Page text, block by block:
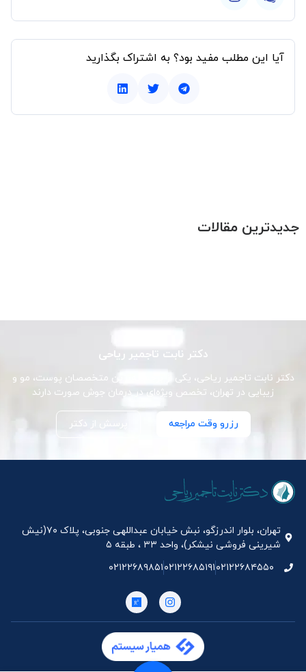
آیا این مطلب مفید بود؟ به اشتراک بگذارید
جدیدترین مقالات
دکتر نابت تاجمیر ریاحی
دکتر نابت تاجمیر ریاحی، یکی از برجسته‌ترین متخصصان پوست، مو و
زیبایی در تهران، تخصص ویژه‌ای در درمان جوش صورت دارند
رزرو وقت مراجعه پرسش از دکتر
تهران، بلوار اندرزگو، نبش خیابان عبداللهی جنوبی، پلاک ۷۰(نیش
شیرینی فروشی نیشکر)، واحد ۳۳ ، طبقه ۵
۰۲۱۲۲۶۸۴۵۵۰۰۲۱۲۲۶۸۵۱۹۱۰۲۱۲۲۶۸۹۸۵۱